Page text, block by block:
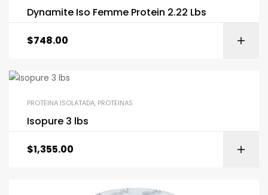
Dynamite Iso Femme Protein 2.22 Lbs
$748.00
PROTEINA ISOLATADA, PROTEINAS
Isopure 3 lbs
$1,355.00